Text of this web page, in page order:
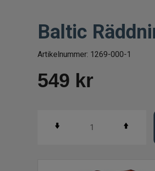
Baltic
Artikelnummer: 1269-000-1
549 kr